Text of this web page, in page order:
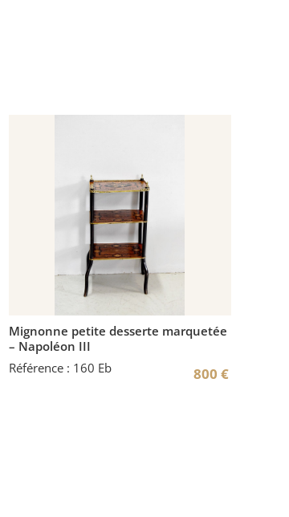
Mignonne petite desserte marquetée
– Napoléon III
Référence : 160 Eb
800€